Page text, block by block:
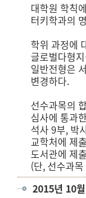
대학원 학칙
터키학과의
학위 과정에
글로벌다형
일반전형은
변경하다.
선수과목의
심사에 통과
석사 9부, 박
교학처에 제
도서관에 제
(단, 선수과
2015년 10